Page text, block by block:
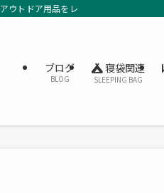
トドア用品をレビューしています。
ブログ
BLOG
寝袋関連
SLEEPING BAG